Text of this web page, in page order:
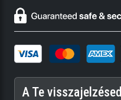
A Te visszajelzésed